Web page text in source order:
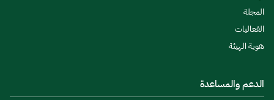
المجلة
الفعاليات
هوية الهيئة
الدعم والمساعدة